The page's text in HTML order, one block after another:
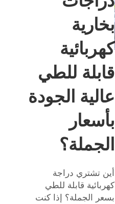
بخارية
كهربائية
قابلة للطي
عالية الجودة
بأسعار
الجملة؟
أين تشتري دراجة
كهربائية قابلة للطي
بسعر الجملة؟ إذا كنت